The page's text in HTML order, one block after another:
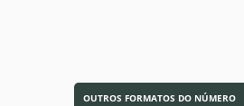
OUTROS FORMATOS DO NÚMERO